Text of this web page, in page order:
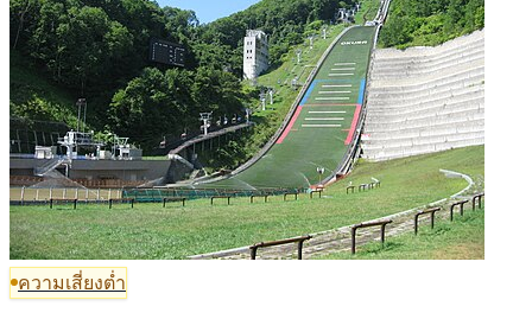
ความเสี่ยงต่ำ